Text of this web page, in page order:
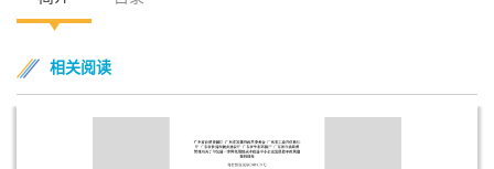
相关阅读